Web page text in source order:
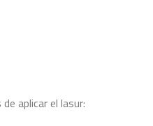
aplicar el lasur: